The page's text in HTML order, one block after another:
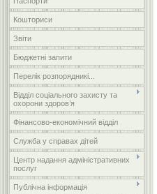
Кошториси
Звіти
Бюджетні запити
Перелік розпорядникі...
Відділ соціального захисту та
охорони здоров’я
Фінансово-економічний відділ
Служба у справах дітей
Центр надання адміністративних
послуг
Публічна інформація